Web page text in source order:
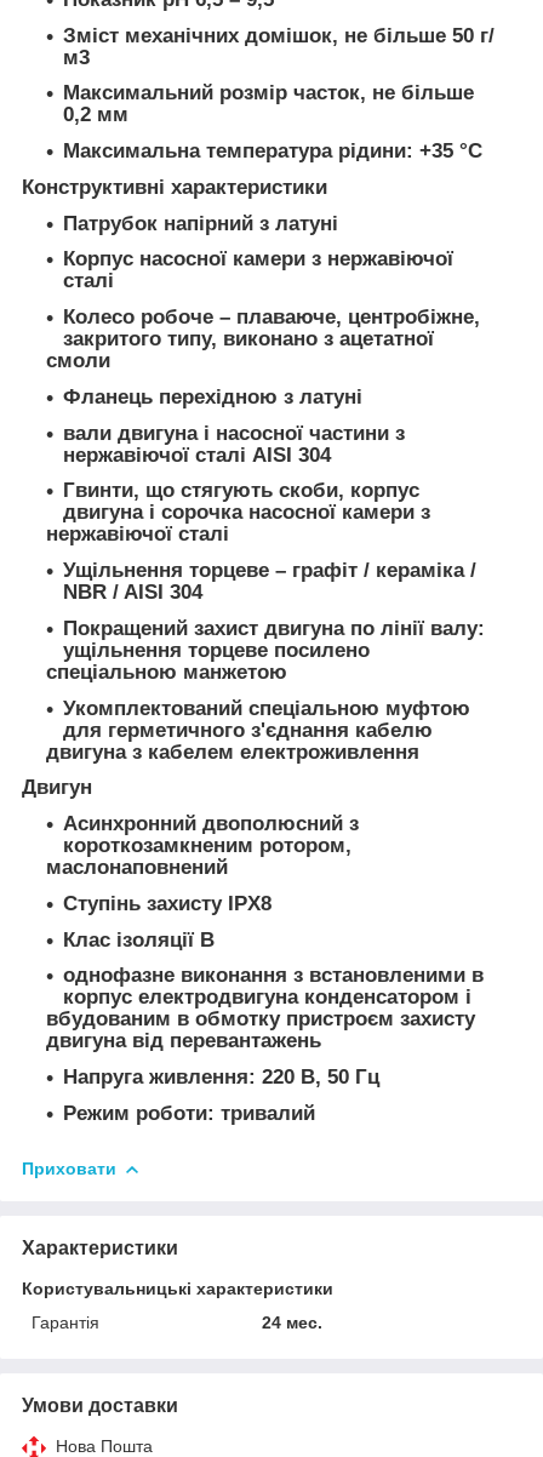
Зміст механічних домішок, не більше 50 г/
м3
Максимальний розмір часток, не більше
0,2 мм
Максимальна температура рідини: +35 °С
Конструктивні характеристики
Патрубок напірний з латуні
Корпус насосної камери з нержавіючої
сталі
Колесо робоче – плаваюче, центробіжне,
закритого типу, виконано з ацетатної
смоли
Фланець перехідною з латуні
вали двигуна і насосної частини з
нержавіючої сталі AISI 304
Гвинти, що стягують скоби, корпус
двигуна і сорочка насосної камери з
нержавіючої сталі
Ущільнення торцеве – графіт / кераміка /
NBR / AISI 304
Покращений захист двигуна по лінії валу:
ущільнення торцеве посилено
спеціальною манжетою
Укомплектований спеціальною муфтою
для герметичного з'єднання кабелю
двигуна з кабелем електроживлення
Двигун
Асинхронний двополюсний з
короткозамкненим ротором,
маслонаповнений
Ступінь захисту IPХ8
Клас ізоляції В
однофазне виконання з встановленими в
корпус електродвигуна конденсатором і
вбудованим в обмотку пристроєм захисту
двигуна від перевантажень
Напруга живлення: 220 В, 50 Гц
Режим роботи: тривалий
Приховати
Характеристики
Користувальницькі характеристики
Гарантія
24 мес.
Умови доставки
Нова Пошта